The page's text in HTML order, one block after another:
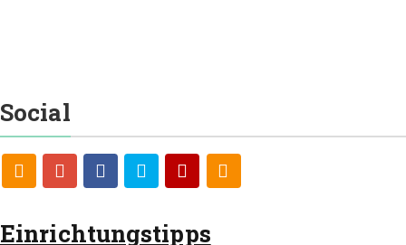
Social
Einrichtungstipps